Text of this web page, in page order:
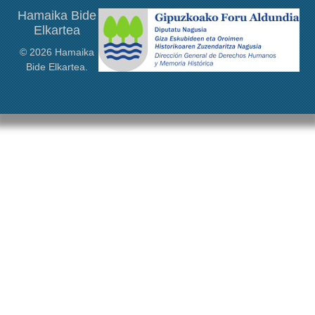
Hamaika Bide
Elkartea
© 2026 Hamaika
Bide Elkartea.